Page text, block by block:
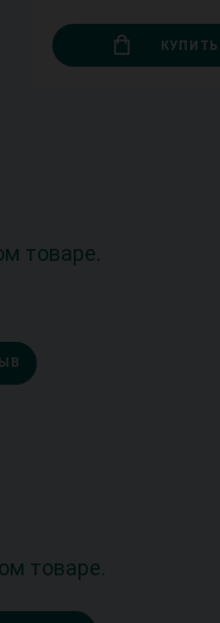
КУПИТЬ
товаре.
товаре.